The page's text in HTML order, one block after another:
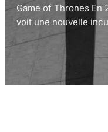
Game of Thrones En
voit une nouvelle